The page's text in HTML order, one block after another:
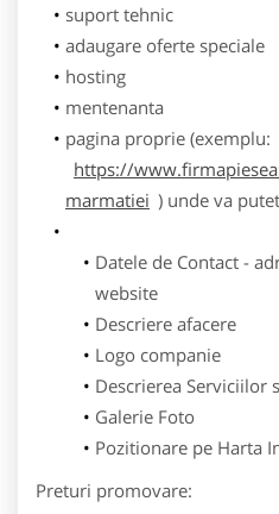
suport tehnic
adaugare oferte speciale
hosting
mentenanta
pagina proprie (exemplu:
https://
marmatiei ) unde va
Datele de Contact -
website
Descriere afacere
Logo companie
Descrierea Serviciilor
Galerie Foto
Pozitionare pe Harta
Preturi promovare: